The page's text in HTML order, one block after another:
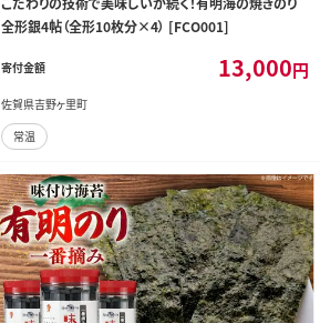
全形銀4帖（全形10枚分×4） [FCO001]
寄付金額 13,000円
佐賀県吉野ヶ里町
常温